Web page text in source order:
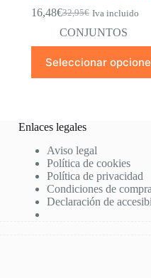
32,95€
El
precio
original
era:
32,95€.
16,48€El
precio
actual
es:
16,48€.
Iva incluido
CONJUNTOS
Seleccionar
producto
tiene
opciones
pueden
elegir
en
la
página
de
Enlaces legales
Aviso legal
Política de cookies
Política de privacidad
Condiciones de compra
Declaración de